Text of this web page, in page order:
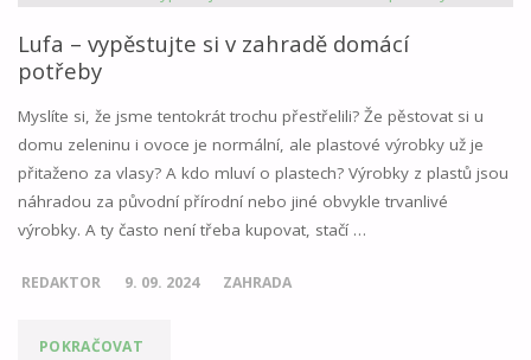
ZIMNÍ
PŘINÁŠÍ
BUDOUCNOST?"
Lufa – vypěstujte si v zahradě domácí
potřeby
Myslíte si, že jsme tentokrát trochu přestřelili? Že pěstovat si u
domu zeleninu i ovoce je normální, ale plastové výrobky už je
přitaženo za vlasy? A kdo mluví o plastech? Výrobky z plastů jsou
náhradou za původní přírodní nebo jiné obvykle trvanlivé
výrobky. A ty často není třeba kupovat, stačí …
REDAKTOR 9. 09. 2024 ZAHRADA
POKRAČOVAT